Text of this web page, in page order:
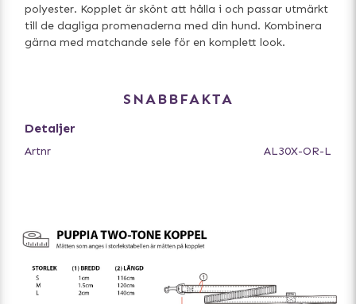
polyester. Kopplet är skönt att hålla i och passar utmärkt
till de dagliga promenaderna med din hund. Kombinera
gärna med matchande sele för en komplett look.
SNABBFAKTA
Detaljer
Artnr AL30X-OR-L